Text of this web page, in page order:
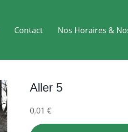
Contact Nos Horaires &
Aller 5
0,01 €